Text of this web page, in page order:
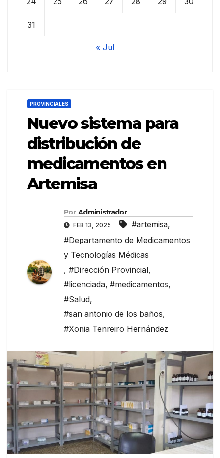
31
« Jul
PROVINCIALES
Nuevo sistema para
distribución de
medicamentos en
Artemisa
Por Administrador
FEB 13, 2025 #artemisa,
#Departamento de Medicamentos
y Tecnologías Médicas
, #Dirección Provincial,
#licenciada, #medicamentos,
#Salud,
#san antonio de los baños,
#Xonia Tenreiro Hernández